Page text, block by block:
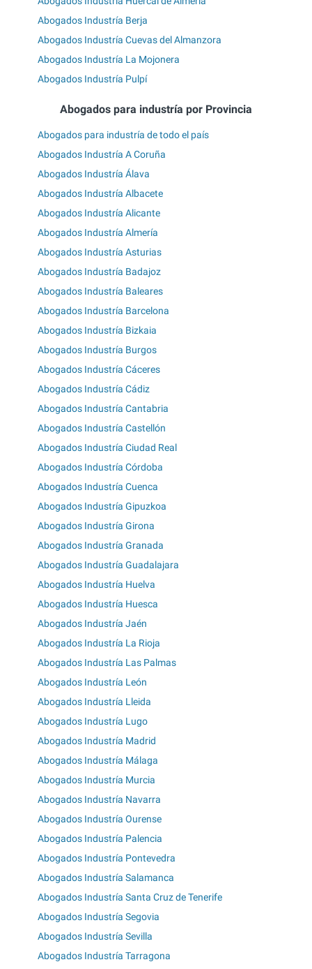
Abogados Industría Berja
Abogados Industría Cuevas del Almanzora
Abogados Industría La Mojonera
Abogados Industría Pulpí
Abogados para industría por Provincia
Abogados para industría de todo el país
Abogados Industría A Coruña
Abogados Industría Álava
Abogados Industría Albacete
Abogados Industría Alicante
Abogados Industría Almería
Abogados Industría Asturias
Abogados Industría Badajoz
Abogados Industría Baleares
Abogados Industría Barcelona
Abogados Industría Bizkaia
Abogados Industría Burgos
Abogados Industría Cáceres
Abogados Industría Cádiz
Abogados Industría Cantabria
Abogados Industría Castellón
Abogados Industría Ciudad Real
Abogados Industría Córdoba
Abogados Industría Cuenca
Abogados Industría Gipuzkoa
Abogados Industría Girona
Abogados Industría Granada
Abogados Industría Guadalajara
Abogados Industría Huelva
Abogados Industría Huesca
Abogados Industría Jaén
Abogados Industría La Rioja
Abogados Industría Las Palmas
Abogados Industría León
Abogados Industría Lleida
Abogados Industría Lugo
Abogados Industría Madrid
Abogados Industría Málaga
Abogados Industría Murcia
Abogados Industría Navarra
Abogados Industría Ourense
Abogados Industría Palencia
Abogados Industría Pontevedra
Abogados Industría Salamanca
Abogados Industría Santa Cruz de Tenerife
Abogados Industría Segovia
Abogados Industría Sevilla
Abogados Industría Tarragona